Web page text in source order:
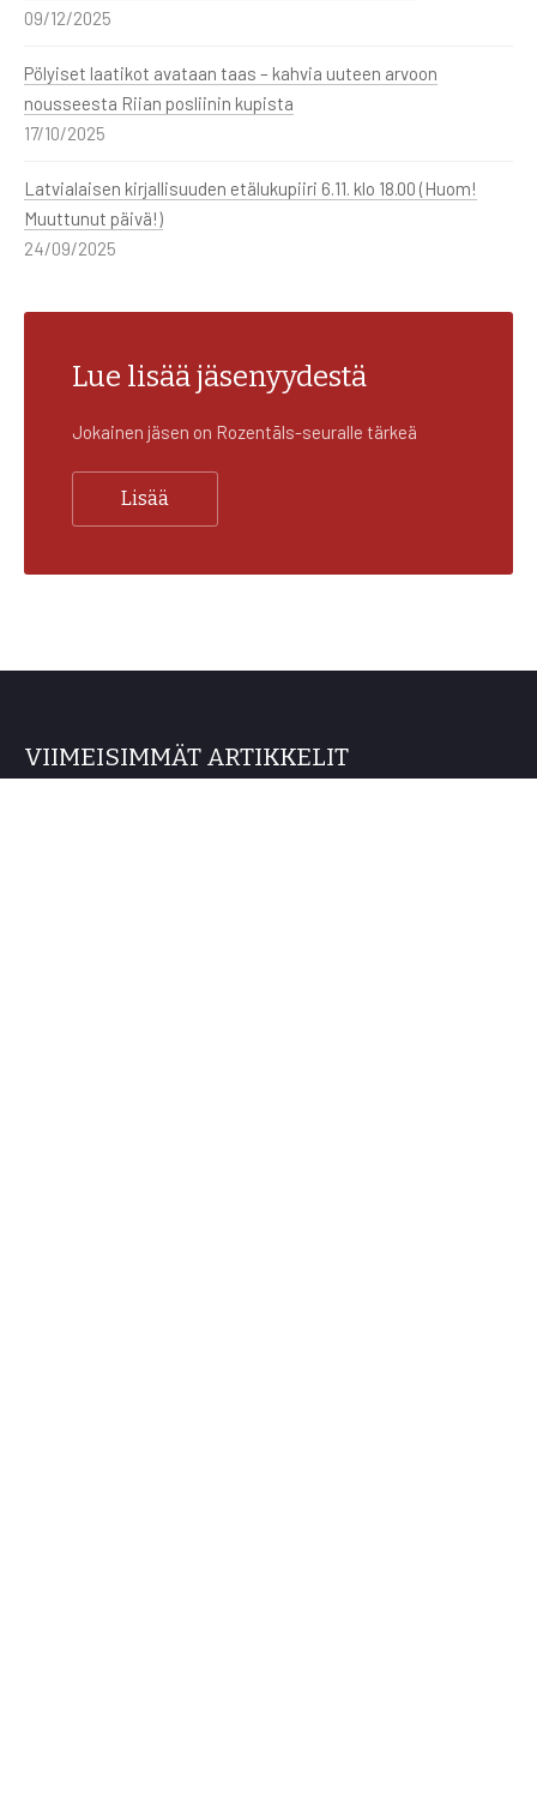
09/12/2025
Pölyiset laatikot avataan taas – kahvia uuteen arvoon
nousseesta Riian posliinin kupista
17/10/2025
Latvialaisen kirjallisuuden etälukupiiri 6.11. klo 18.00 (Huom!
Muuttunut päivä!)
24/09/2025
Lue lisää jäsenyydestä
Jokainen jäsen on Rozentāls-seuralle tärkeä
Lisää
VIIMEISIMMÄT ARTIKKELIT